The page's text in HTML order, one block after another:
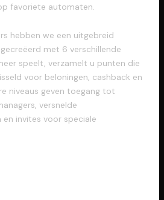
favoriete automaten.
hebben we een uitgebreid
met 6 verschillende
speelt, verzamelt u punten die
voor beloningen, cashback en
niveaus geven toegang tot
versnelde
invites voor speciale